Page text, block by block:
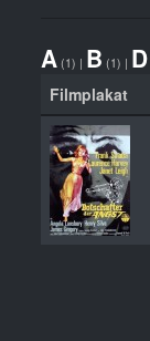
A (1) | B (1) | D
Filmplakat